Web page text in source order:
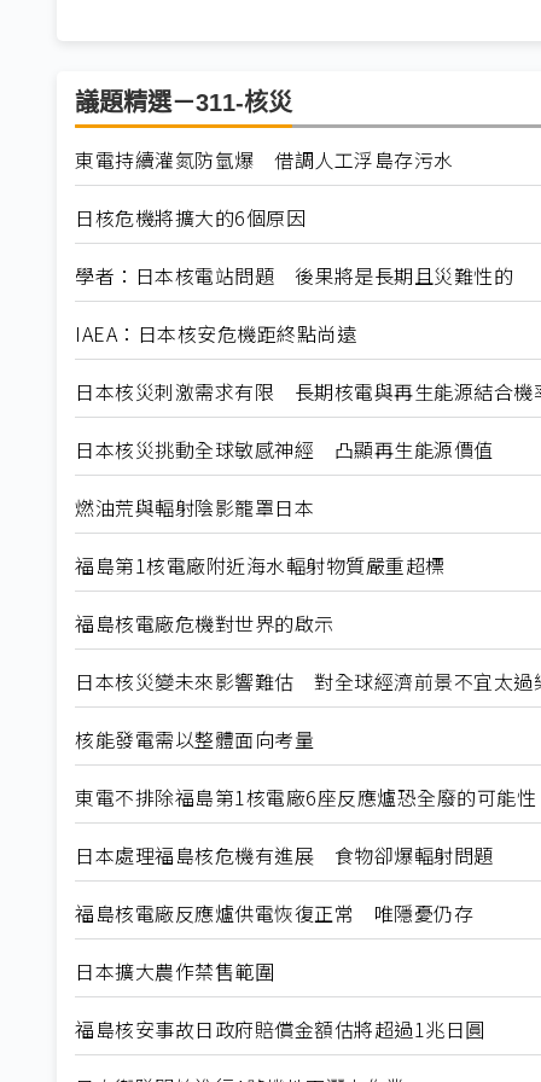
議題精選－311-核災
東電持續灌氮防氫爆 借調人工浮島存污水
日核危機將擴大的6個原因
學者：日本核電站問題 後果將是長期且災難性的
IAEA：日本核安危機距終點尚遠
日本核災刺激需求有限 長期核電與再生能源結合機
日本核災挑動全球敏感神經 凸顯再生能源價值
燃油荒與輻射陰影籠罩日本
福島第1核電廠附近海水輻射物質嚴重超標
福島核電廠危機對世界的啟示
日本核災變未來影響難估 對全球經濟前景不宜太過
核能發電需以整體面向考量
東電不排除福島第1核電廠6座反應爐恐全廢的可能性
日本處理福島核危機有進展 食物卻爆輻射問題
福島核電廠反應爐供電恢復正常 唯隱憂仍存
日本擴大農作禁售範圍
福島核安事故日政府賠償金額估將超過1兆日圓